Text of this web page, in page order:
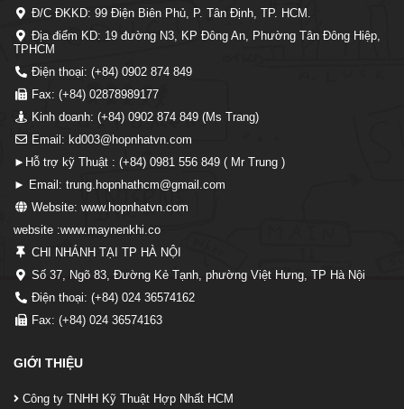
Đ/C ĐKKD: 99 Điện Biên Phủ, P. Tân Định, TP. HCM.
Địa điểm KD: 19 đường N3, KP Đông An, Phường Tân Đông Hiệp,
TPHCM
Điện thoại: (+84) 0902 874 849
Fax: (+84) 02878989177
Kinh doanh: (+84) 0902 874 849 (Ms Trang)
Email: kd003@hopnhatvn.com
►Hỗ trợ kỹ Thuật : (+84) 0981 556 849 ( Mr Trung )
► Email: trung.hopnhathcm@gmail.com
Website: www.hopnhatvn.com
website :www.maynenkhi.co
CHI NHÁNH TẠI TP HÀ NỘI
Số 37, Ngõ 83, Đường Kẻ Tạnh, phường Việt Hưng, TP Hà Nội
Điện thoại: (+84) 024 36574162
Fax: (+84) 024 36574163
GIỚI THIỆU
Công ty TNHH Kỹ Thuật Hợp Nhất HCM